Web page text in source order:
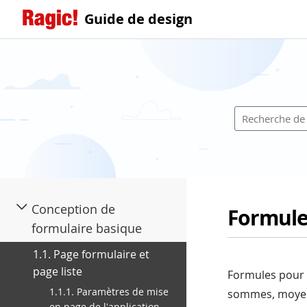
Guide de design
Conception de
formulaire basique
1.1. Page formulaire et
page liste
1.1.1. Paramètres de mise
Formules
sommes,